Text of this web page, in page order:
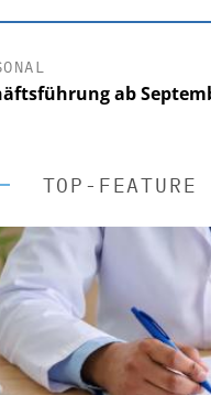
ab
TOP-FEATURE